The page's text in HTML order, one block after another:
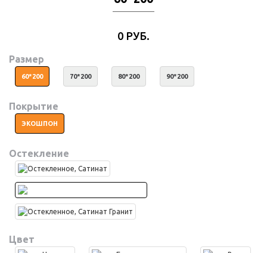
0 РУБ.
Размер
60*200 70*200 80*200 90*200
Покрытие
ЭКОШПОН
Остекление
Цвет